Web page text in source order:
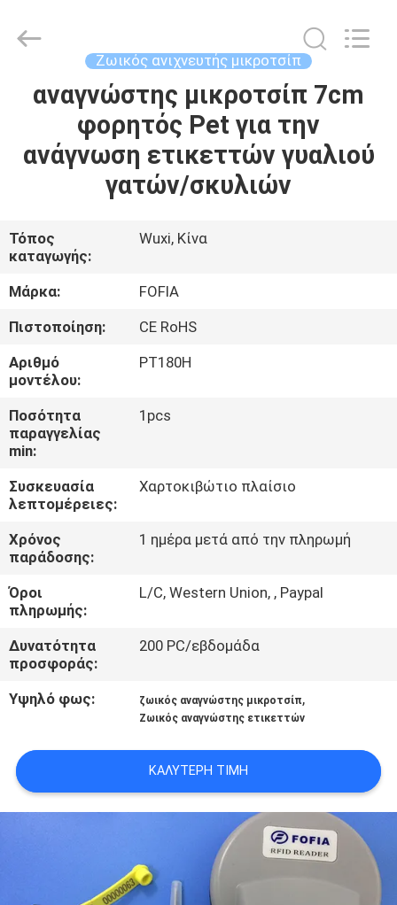
ΣΠΊΤΙ
ΠΡΟΪΌΝΤΑ
ΠΕΡΊΠΟΥ
ΕΜΕΊΣ
ΓΎΡΟΣ
ΕΡΓΟΣΤΑΣΊΩΝ
ΠΟΙΟΤΙΚΌΣ
ΕΛΆΤΕ
ΣΕ
ΕΠΑΦΉ
ΜΕ
ΕΙΔΉΣΕΙΣ
ΖΗΤΉΣΤΕ
ΈΝΑ
ΑΠΌΣΠΑΣΜΑ
Technology
Reserved.
Ζωικός ανιχνευτής μικροτσίπ
αναγνώστης μικροτσίπ 7cm
φορητός Pet για την
ανάγνωση ετικεττών γυαλιού
γατών/σκυλιών
Τόπος
καταγωγής:
Wuxi, Κίνα
Μάρκα:
FOFIA
Πιστοποίηση:
CE RoHS
Αριθμό
μοντέλου:
PT180H
Ποσότητα
παραγγελίας
min:
1pcs
Συσκευασία
λεπτομέρειες:
Χαρτοκιβώτιο πλαίσιο
Χρόνος
παράδοσης:
1 ημέρα μετά από την πληρωμή
Όροι
πληρωμής:
L/C, Western Union, , Paypal
Δυνατότητα
προσφοράς:
200 PC/εβδομάδα
Υψηλό φως: ζωικός αναγνώστης μικροτσίπ,
Ζωικός αναγνώστης ετικεττών
ΚΑΛΎΤΕΡΗ ΤΙΜΉ